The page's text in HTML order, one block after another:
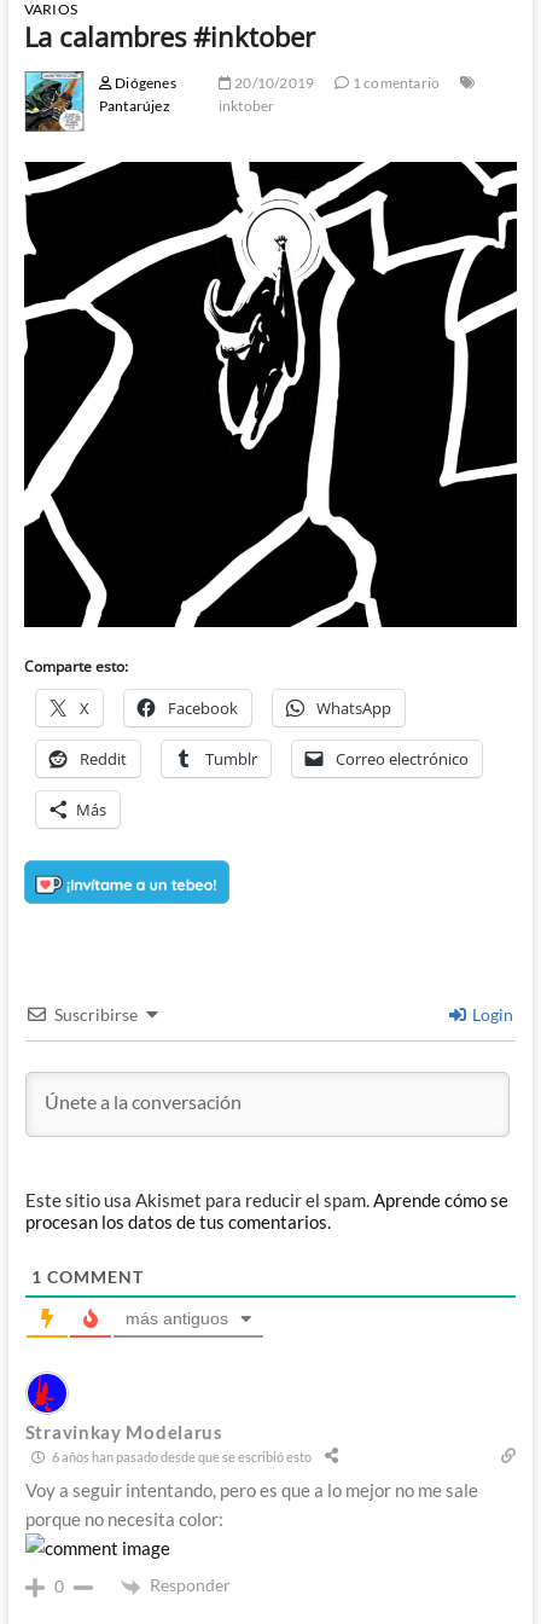
VARIOS
La calambres #inktober
Diógenes
Pantarújez
20/10/2019
1 comentario
inktober
Comparte esto:
X Facebook WhatsApp
Reddit Tumblr Correo electrónico
Más
Suscribirse Login
Este sitio usa Akismet para reducir el spam.Aprende cómo se
procesan los datos de tus comentarios.
1 COMMENT
más antiguos
Stravinkay Modelarus
6 años han pasado desde que se escribió esto
Voy a seguir intentando, pero es que a lo mejor no me sale
porque no necesita color:
0 Responder